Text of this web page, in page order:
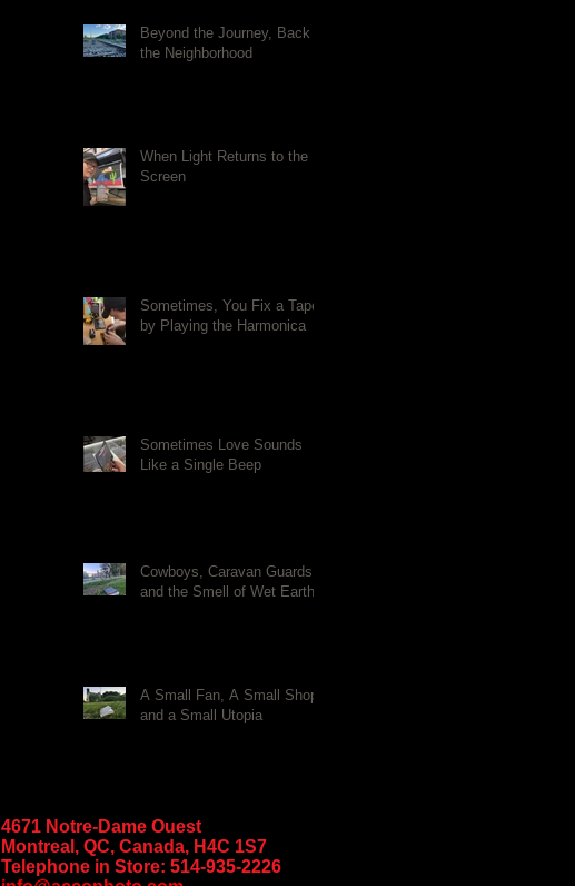
Beyond the Journey, Back to
the Neighborhood
When Light Returns to the
Screen
Sometimes, You Fix a Tape
by Playing the Harmonica
Sometimes Love Sounds
Like a Single Beep
Cowboys, Caravan Guards,
and the Smell of Wet Earth
A Small Fan, A Small Shop,
and a Small Utopia
4671 Notre-Dame Ouest
Montreal, QC, Canada, H4C 1S7
Telephone in Store: 514-935-2226